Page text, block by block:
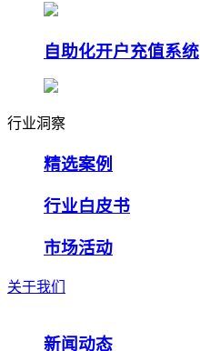
自助化开户充值系统
行业洞察
精选案例
行业白皮书
市场活动
关于我们
新闻动态